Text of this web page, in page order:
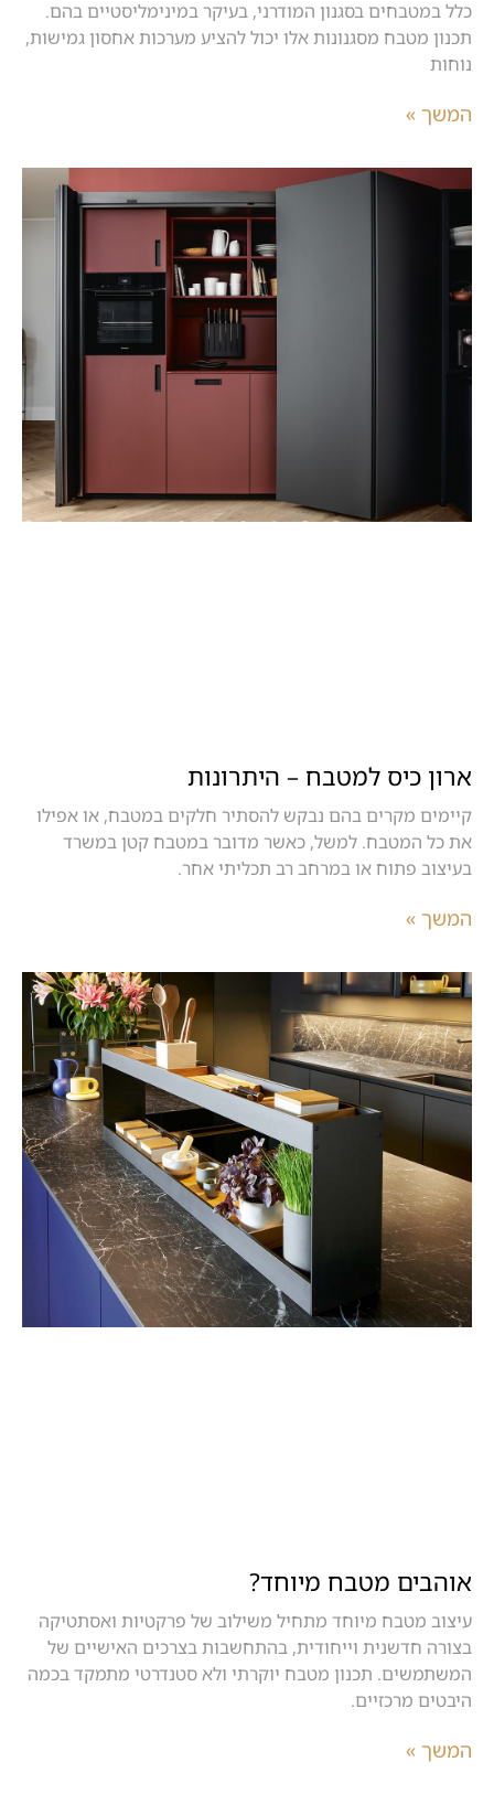
כלל במטבחים בסגנון המודרני, בעיקר במינימליסטיים בהם.
תכנון מטבח מסגנונות אלו יכול להציע מערכות אחסון גמישות,
נוחות
המשך »
ארון כיס למטבח – היתרונות
קיימים מקרים בהם נבקש להסתיר חלקים במטבח, או אפילו
את כל המטבח. למשל, כאשר מדובר במטבח קטן במשרד
בעיצוב פתוח או במרחב רב תכליתי אחר.
המשך »
אוהבים מטבח מיוחד?
עיצוב מטבח מיוחד מתחיל משילוב של פרקטיות ואסתטיקה
בצורה חדשנית וייחודית, בהתחשבות בצרכים האישיים של
המשתמשים. תכנון מטבח יוקרתי ולא סטנדרטי מתמקד בכמה
היבטים מרכזיים.
המשך »